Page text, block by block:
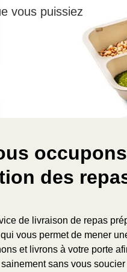
vous puissiez
des
de livraison de repas
vous permet de mener
et livrons à votre porte
sans vous soucier